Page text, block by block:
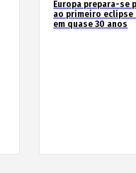
Europa prepara-se
ao primeiro
em quase 30 anos